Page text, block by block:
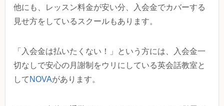
他にも、レッスン料金が安い分、入会金でカバーする
見せ方をしているスクールもあります。
「入会金は払いたくない！」という方には、入会金一
切なしで安心の月謝制をウリにしている英会話教室と
して NOVAがあります。